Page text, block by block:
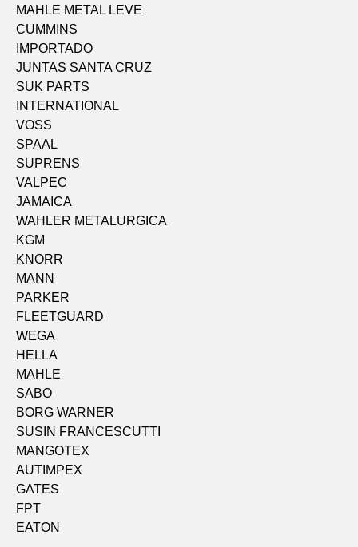
MAHLE METAL LEVE
CUMMINS
IMPORTADO
JUNTAS SANTA CRUZ
SUK PARTS
INTERNATIONAL
VOSS
SPAAL
SUPRENS
VALPEC
JAMAICA
WAHLER METALURGICA
KGM
KNORR
MANN
PARKER
FLEETGUARD
WEGA
HELLA
MAHLE
SABO
BORG WARNER
SUSIN FRANCESCUTTI
MANGOTEX
AUTIMPEX
GATES
FPT
EATON